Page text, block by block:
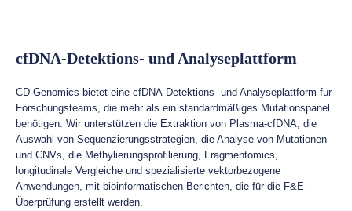
cfDNA-Detektions- und Analyseplattform
CD Genomics bietet eine cfDNA-Detektions- und Analyseplattform für
Forschungsteams, die mehr als ein standardmäßiges Mutationspanel
benötigen. Wir unterstützen die Extraktion von Plasma-cfDNA, die
Auswahl von Sequenzierungsstrategien, die Analyse von Mutationen
und CNVs, die Methylierungsprofilierung, Fragmentomics,
longitudinale Vergleiche und spezialisierte vektorbezogene
Anwendungen, mit bioinformatischen Berichten, die für die F&E-
Überprüfung erstellt werden.